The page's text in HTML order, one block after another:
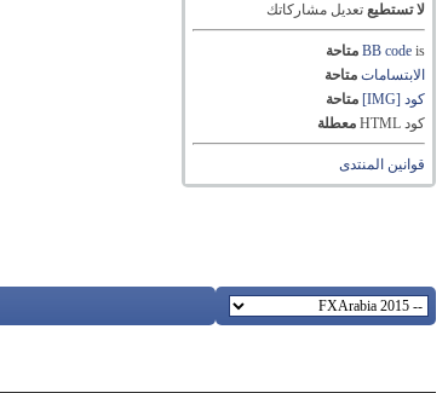
لا تستطيع تعديل مشاركاتك
BB codeis
متاحة
الابتسامات متاحة
كود [IMG]
متاحة
كود HTML
معطلة
قوانين المنتدى